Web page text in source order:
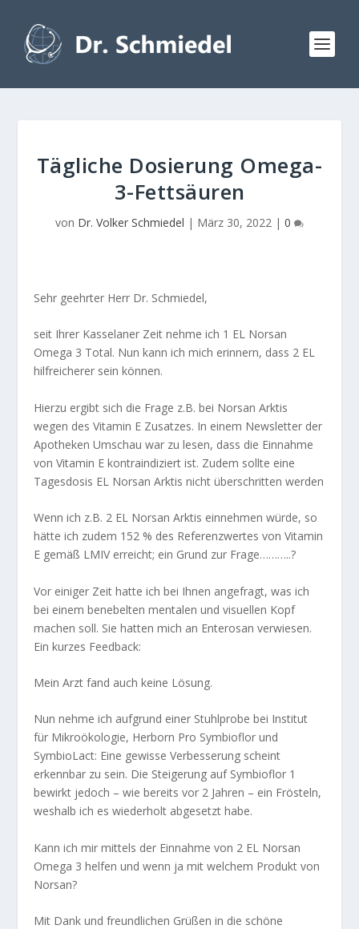
Tägliche Dosierung Omega-
3-Fettsäuren
von Dr. Volker Schmiedel | März 30, 2022 | 0
Sehr geehrter Herr Dr. Schmiedel,
seit Ihrer Kasselaner Zeit nehme ich 1 EL Norsan
Omega 3 Total. Nun kann ich mich erinnern, dass 2 EL
hilfreicherer sein können.
Hierzu ergibt sich die Frage z.B. bei Norsan Arktis
wegen des Vitamin E Zusatzes. In einem Newsletter der
Apotheken Umschau war zu lesen, dass die Einnahme
von Vitamin E kontraindiziert ist. Zudem sollte eine
Tagesdosis EL Norsan Arktis nicht überschritten werden
Wenn ich z.B. 2 EL Norsan Arktis einnehmen würde, so
hätte ich zudem 152 % des Referenzwertes von Vitamin
E gemäß LMIV erreicht; ein Grund zur Frage………..?
Vor einiger Zeit hatte ich bei Ihnen angefragt, was ich
bei einem benebelten mentalen und visuellen Kopf
machen soll. Sie hatten mich an Enterosan verwiesen.
Ein kurzes Feedback:
Mein Arzt fand auch keine Lösung.
Nun nehme ich aufgrund einer Stuhlprobe bei Institut
für Mikroökologie, Herborn Pro Symbioflor und
SymbioLact: Eine gewisse Verbesserung scheint
erkennbar zu sein. Die Steigerung auf Symbioflor 1
bewirkt jedoch – wie bereits vor 2 Jahren – ein Frösteln,
weshalb ich es wiederholt abgesetzt habe.
Kann ich mir mittels der Einnahme von 2 EL Norsan
Omega 3 helfen und wenn ja mit welchem Produkt von
Norsan?
Mit Dank und freundlichen Grüßen in die schöne